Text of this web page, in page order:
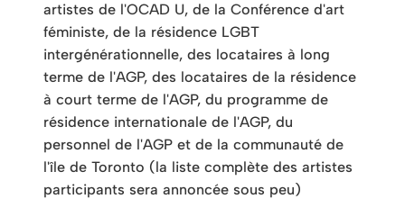
artistes de l'OCAD U, de la Conférence d'art
féministe, de la résidence LGBT
intergénérationnelle, des locataires à long
terme de l'AGP, des locataires de la résidence
à court terme de l'AGP, du programme de
résidence internationale de l'AGP, du
personnel de l'AGP et de la communauté de
l'île de Toronto (la liste complète des artistes
participants sera annoncée sous peu)